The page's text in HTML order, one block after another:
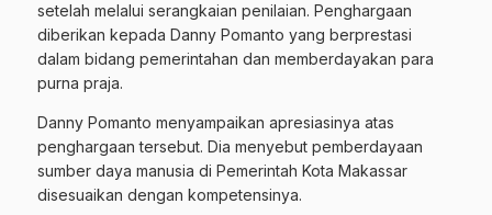
setelah melalui serangkaian penilaian. Penghargaan
diberikan kepada Danny Pomanto yang berprestasi
dalam bidang pemerintahan dan memberdayakan para
purna praja.
Danny Pomanto menyampaikan apresiasinya atas
penghargaan tersebut. Dia menyebut pemberdayaan
sumber daya manusia di Pemerintah Kota Makassar
disesuaikan dengan kompetensinya.